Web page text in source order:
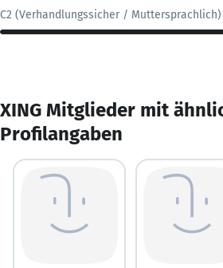
C2 (Verhandlungssicher / Muttersprachlich)
XING Mitglieder mit
Profilangaben